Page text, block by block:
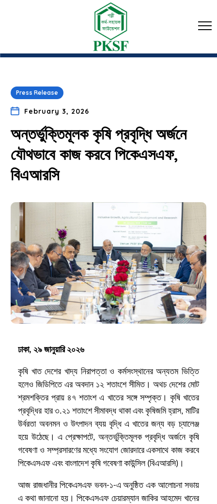
Press Release
February 3, 2026
অন্তর্ভুক্তিমূলক কৃষি প্রবৃদ্ধি অর্জনে
যৌথভাবে কাজ করবে পিকেএসএফ,
বিএআরসি
ঢাকা, ২৯ জানুয়ারি ২০২৬
কৃষি খাত দেশের খাদ্য নিরাপত্তা ও কর্মসংস্থানের অন্যতম ভিত্তি
হলেও জিডিপিতে এর অবদান ১২ শতাংশে সীমিত। অথচ দেশের মোট
শ্রমশক্তির প্রায় ৪৭ শতাংশ এ খাতের সঙ্গে সম্পৃক্ত। কৃষি খাতের
প্রবৃদ্ধির হার ৩.২১ শতাংশে সীমাবদ্ধ থাকা এবং কৃষিজমি হ্রাস, মাটির
উর্বরতা অবনমন ও উৎপাদন ব্যয় বৃদ্ধি এ খাতের জন্য বড় চ্যালেঞ্জ
হয়ে উঠেছে। এ প্রেক্ষাপটে, অন্তর্ভুক্তিমূলক প্রবৃদ্ধি অর্জনে কৃষি
গবেষণা ও সম্প্রসারণের মধ্যে সংযোগ জোরদারে একসাথে কাজ করবে
পিকেএসএফ এবং বাংলাদেশ কৃষি গবেষণা কাউন্সিল (বিএআরসি)।
আজ রাজধানীর পিকেএসএফ ভবন-১-এ অনুষ্ঠিত এক আলোচনা সভায়
এ কথা জানানো হয়। পিকেএসএফ চেয়ারম্যান জাকির আহমেদ খানের